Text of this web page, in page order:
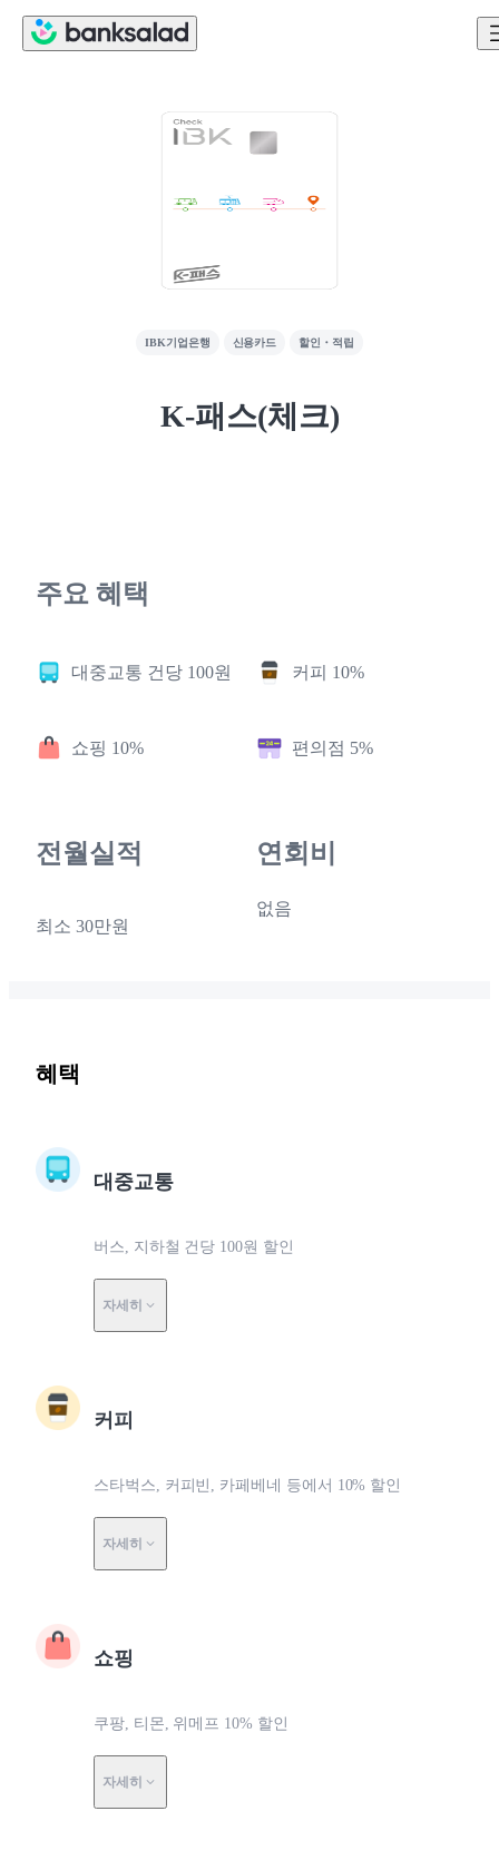
IBK기업은행 신용카드 할인・적립
K-패스(체크)
주요 혜택
대중교통 건당 100원 커피 10%
쇼핑 10% 편의점 5%
전월실적
최소 30만원
연회비
없음
혜택
대중교통
버스, 지하철 건당 100원 할인
자세히
커피
스타벅스, 커피빈, 카페베네 등에서 10% 할인
자세히
쇼핑
쿠팡, 티몬, 위메프 10% 할인
자세히